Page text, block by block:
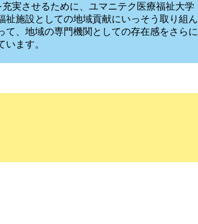
充実させるために、ユマニテク医療福祉大学
祉施設としての地域貢献にいっそう取り組ん
て、地域の専門機関としての存在感をさらに
ます。